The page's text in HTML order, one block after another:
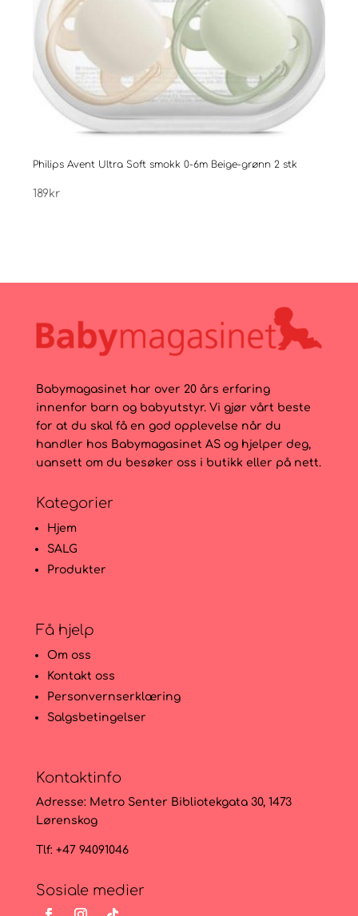
Philips Avent Ultra Soft smokk 0-6m Beige-grønn 2 stk
189kr
Babymagasinet har over 20 års erfaring
innenfor barn og babyutstyr. Vi gjør vårt beste
for at du skal få en god opplevelse når du
handler hos Babymagasinet AS og hjelper deg,
uansett om du besøker oss i butikk eller på nett.
Kategorier
Hjem
SALG
Produkter
Få hjelp
Om oss
Kontakt oss
Personvernserklæring
Salgsbetingelser
Kontaktinfo
Adresse: Metro Senter Bibliotekgata 30, 1473
Lørenskog
Tlf: +47 94091046
Sosiale medier